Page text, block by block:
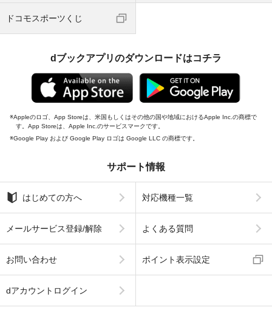
ドコモスポーツくじ
dブックアプリのダウンロードはコチラ
Appleのロゴ、App Storeは、米国もしくはその他の国や地域におけるApple Inc.の商標で
す。App Storeは、Apple Inc.のサービスマークです。
Google Play および Google Play ロゴは Google LLC の商標です。
サポート情報
はじめての方へ 対応機種一覧
メールサービス登録/解除 よくある質問
お問い合わせ ポイント表示設定
dアカウントログイン